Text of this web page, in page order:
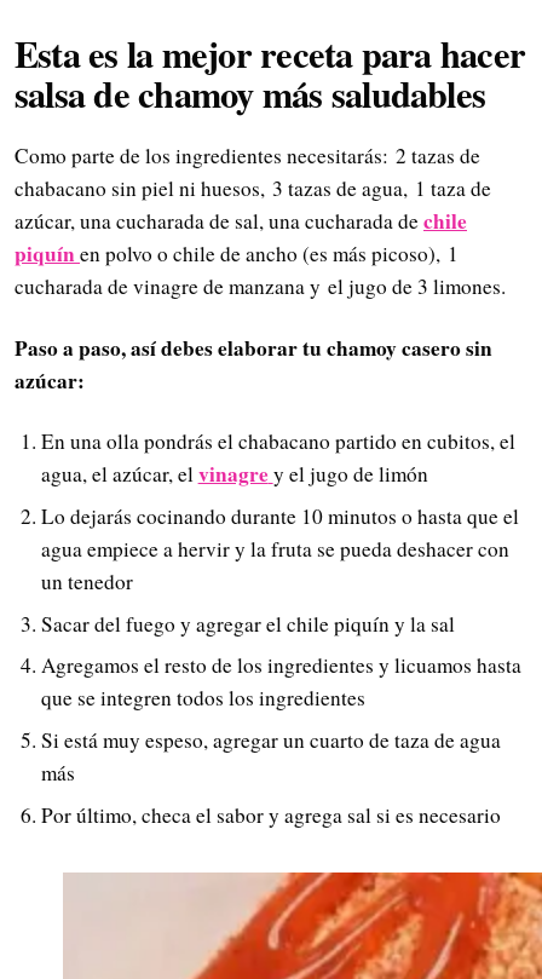
Esta es la mejor receta para hacer
salsa de chamoy más saludables
Como parte de los ingredientes necesitarás: 2 tazas de
chabacano sin piel ni huesos, 3 tazas de agua, 1 taza de
azúcar, una cucharada de sal, una cucharada dechile
piquínen polvo o chile de ancho (es más picoso), 1
cucharada de vinagre de manzana y el jugo de 3 limones.
Paso a paso, así debes elaborar tu chamoy casero sin
azúcar:
En una olla pondrás el chabacano partido en cubitos, el
agua, el azúcar, elvinagrey el jugo de limón
Lo dejarás cocinando durante 10 minutos o hasta que el
agua empiece a hervir y la fruta se pueda deshacer con
un tenedor
Sacar del fuego y agregar el chile piquín y la sal
Agregamos el resto de los ingredientes y licuamos hasta
que se integren todos los ingredientes
Si está muy espeso, agregar un cuarto de taza de agua
más
Por último, checa el sabor y agrega sal si es necesario